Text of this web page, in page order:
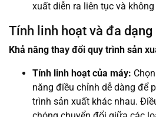
xuất diễn ra liên tục và
Tính linh hoạt và đa dạng
Khả năng thay đổi quy trình sản
Tính linh hoạt của máy:
năng điều chỉnh dễ dàng để
trình sản xuất khác nhau.